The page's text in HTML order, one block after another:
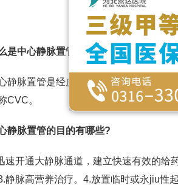
燕达医
是中心静脉置管?
静脉置管是经皮穿剌将导管经颈内静
CVC。
静脉置管的目的有哪些?
速开通大静脉通道，建立快速有效的给
静脉高营养治疗。4.放置临时或永jiu性